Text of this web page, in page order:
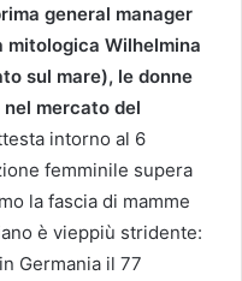
general manager
mitologica Wilhelmina
sul mare), le donne
mercato del
intorno al 6
femminile supera
la fascia di mamme
è vieppiù stridente:
Germania il 77